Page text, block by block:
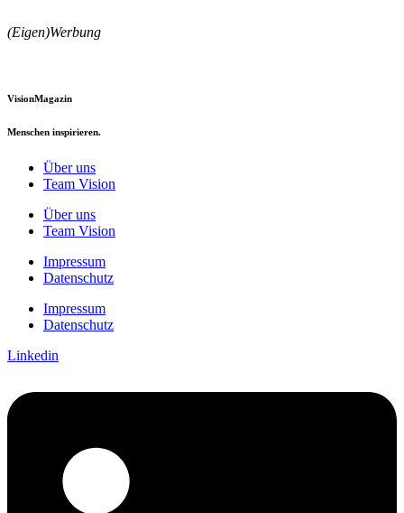
(Eigen)Werbung
VisionMagazin
Menschen inspirieren.
Über uns
Team Vision
Über uns
Team Vision
Impressum
Datenschutz
Impressum
Datenschutz
Linkedin